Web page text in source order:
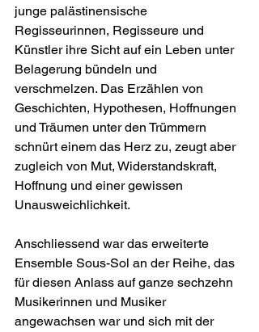
junge palästinensische
Regisseurinnen, Regisseure und
Künstler ihre Sicht auf ein Leben unter
Belagerung bündeln und
verschmelzen. Das Erzählen von
Geschichten, Hypothesen, Hoffnungen
und Träumen unter den Trümmern
schnürt einem das Herz zu, zeugt aber
zugleich von Mut, Widerstandskraft,
Hoffnung und einer gewissen
Unausweichlichkeit.
Anschliessend war das erweiterte
Ensemble Sous-Sol an der Reihe, das
für diesen Anlass auf ganze sechzehn
Musikerinnen und Musiker
angewachsen war und sich mit der